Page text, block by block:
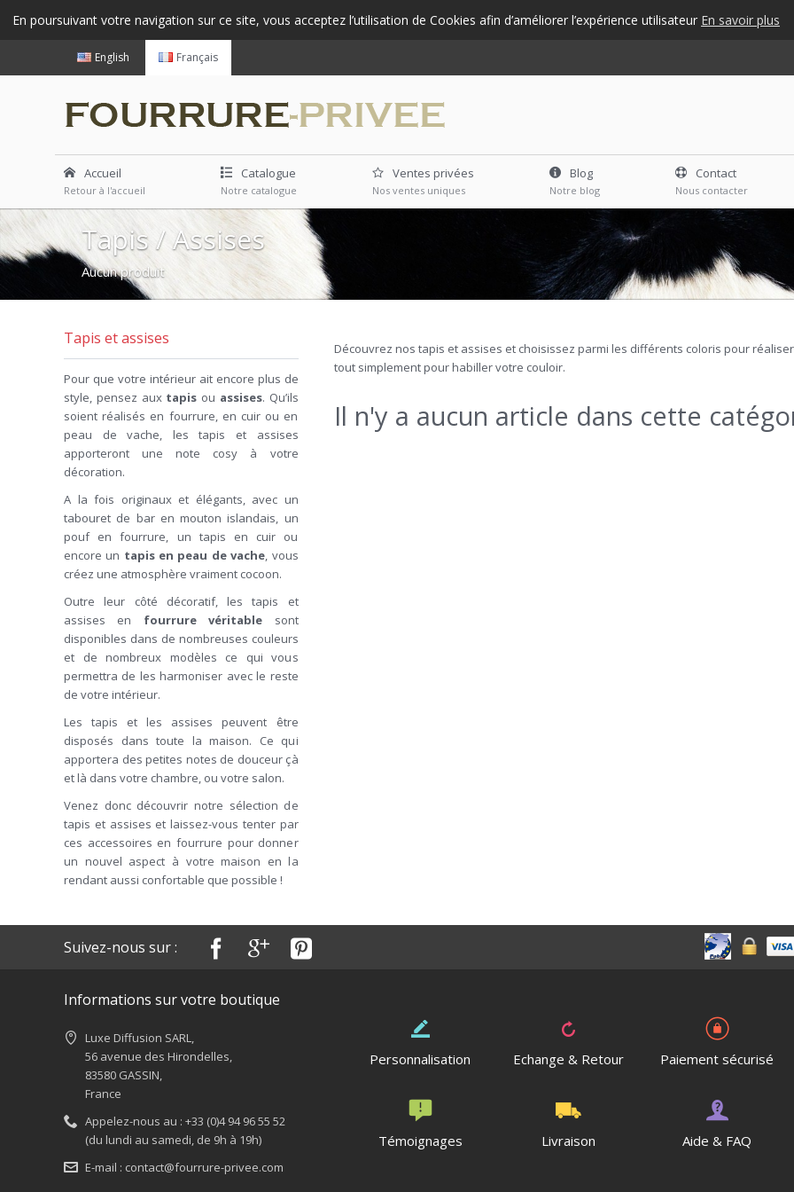
En poursuivant votre navigation sur ce site, vous acceptez l’utilisation de Cookies afin d’améliorer l’expérience utilisateur En savoir plus
English Français
Accueil
Retour à l'accueil
Catalogue
Notre catalogue
Ventes privées
Nos ventes uniques
Blog
Notre blog
Contact
Nous contacter
Tapis / Assises
Aucun produit
Découvrez nos tapis et assises et choisissez parmi les différents coloris pour
tout simplement pour habiller votre couloir.
Il n'y a aucun article dans cette
Tapis et assises
Pour que votre intérieur ait encore plus de
style, pensez aux tapis ou assises. Qu’ils
soient réalisés en fourrure, en cuir ou en
peau de vache, les tapis et assises
apporteront une note cosy à votre
décoration.
A la fois originaux et élégants, avec un
tabouret de bar en mouton islandais, un
pouf en fourrure, un tapis en cuir ou
encore un tapis en peau de vache, vous
créez une atmosphère vraiment cocoon.
Outre leur côté décoratif, les tapis et
assises en fourrure véritable sont
disponibles dans de nombreuses couleurs
et de nombreux modèles ce qui vous
permettra de les harmoniser avec le reste
de votre intérieur.
Les tapis et les assises peuvent être
disposés dans toute la maison. Ce qui
apportera des petites notes de douceur çà
et là dans votre chambre, ou votre salon.
Venez donc découvrir notre sélection de
tapis et assises et laissez-vous tenter par
ces accessoires en fourrure pour donner
un nouvel aspect à votre maison en la
rendant aussi confortable que possible !
Suivez-nous sur :
Informations sur votre boutique
Luxe Diffusion SARL,
56 avenue des Hirondelles,
83580 GASSIN,
France
Appelez-nous au :+33 (0)4 94 96 55 52
(du lundi au samedi, de 9h à 19h)
E-mail : contact@fourrure-privee.com
Personnalisation Echange & Retour Paiement sécurisé
Témoignages Livraison Aide & FAQ